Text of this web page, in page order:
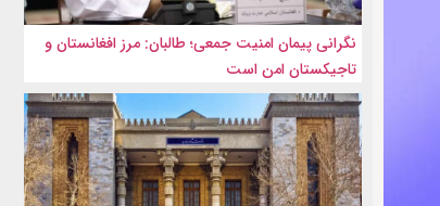
نگرانی پیمان امنیت جمعی؛ طالبان: مرز افغانستان و
تاجیکستان امن است